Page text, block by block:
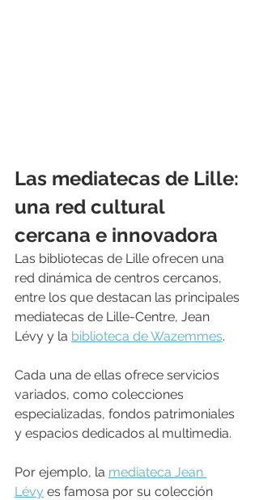
Las mediatecas de Lille:
una red cultural
cercana e innovadora
Las bibliotecas de Lille ofrecen una
red dinámica de centros cercanos,
entre los que destacan las principales
mediatecas de Lille-Centre, Jean
Lévy y la biblioteca de Wazemmes.
Cada una de ellas ofrece servicios
variados, como colecciones
especializadas, fondos patrimoniales
y espacios dedicados al multimedia.
Por ejemplo, la mediateca Jean
Lévy es famosa por su colección